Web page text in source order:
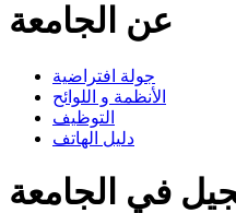
عن الجامعة
جولة افتراضية
الأنظمة و اللوائح
التوظيف
دليل الهاتف
في الجامعة